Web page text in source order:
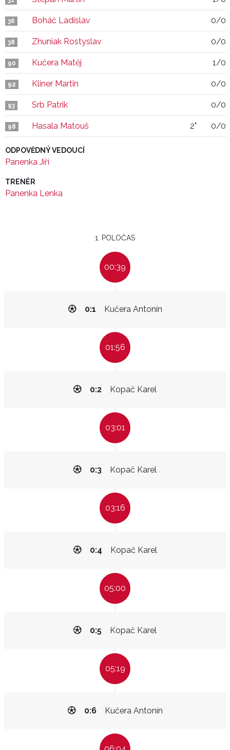
36 Boháč Ladislav 0/0
38 Zhuniak Rostyslav 0/0
90 Kučera Matěj 1/0
92 Kliner Martin 0/0
93 Srb Patrik 0/0
98 Hasala Matouš 2" 0/0
ODPOVĚDNÝ VEDOUCÍ
Panenka Jiří
TRENÉR
Panenka Lenka
1. POLOČAS
00:39
Kučera Antonín
0:1
01:56
Kopač Karel
0:2
03:01
Kopač Karel
0:3
03:16
Kopač Karel
0:4
05:00
Kopač Karel
0:5
05:19
Kučera Antonín
0:6